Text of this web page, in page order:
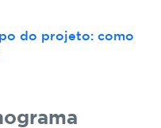
do projeto: como